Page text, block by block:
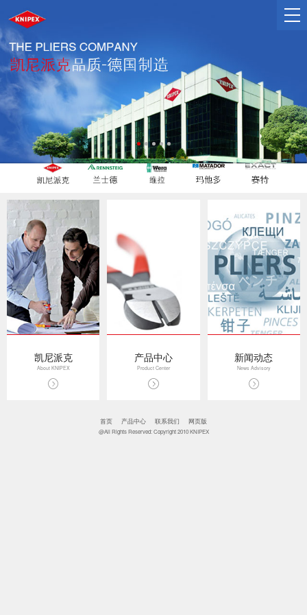
凯尼派克
About KNIPEX
产品中心
Product Center
新闻动态
News Advisory
首页 产品中心 联系我们 网页版
@All Rights Reserved: Copyright 2010 KNIPEX